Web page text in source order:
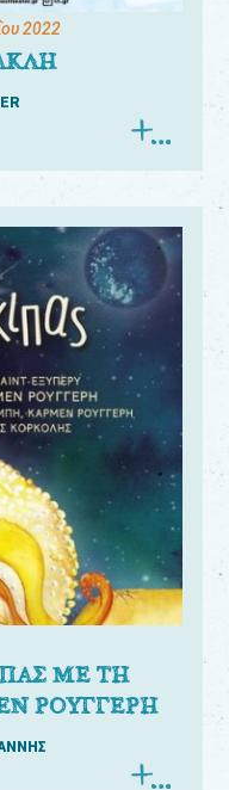
2022
ΜΕ ΤΗ
ΡΟΥΓΓΕΡΗ